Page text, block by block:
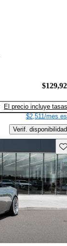
El precio incluye tasas
$2,511/mes
Verif. disponibilidad